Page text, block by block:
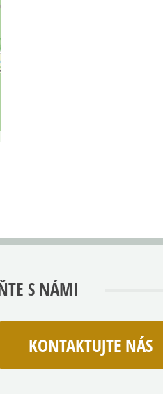
S NÁMI
KONTAKTUJTE NÁS